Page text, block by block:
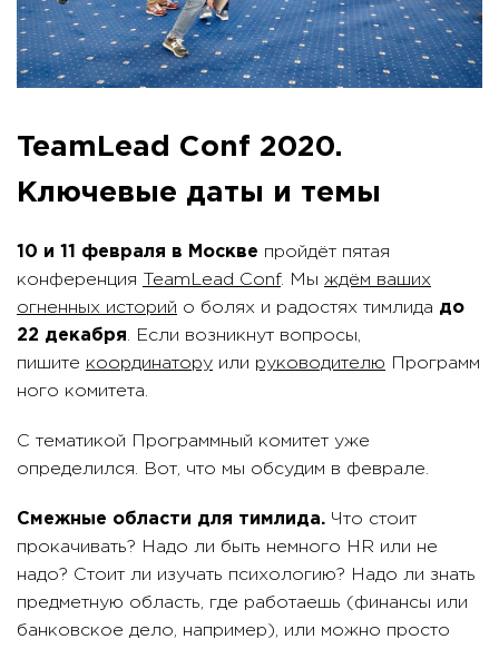
TeamLead Conf 2020.
Ключевые даты и темы
10 и 11 февраля в Москве пройдёт пятая
конференция
TeamLead Conf. Мы ждём ваших
огненных историй о болях и радостях тимлида до
22 декабря. Если возникнут вопросы,
пишите координатору или руководителю Программ
ного комитета.
С тематикой Программный комитет уже
определился. Вот, что мы обсудим в феврале.
Смежные области для тимлида. Что стоит
прокачивать? Надо ли быть немного HR или не
надо? Стоит ли изучать психологию? Надо ли знать
предметную область, где работаешь (финансы или
банковское дело, например), или можно просто